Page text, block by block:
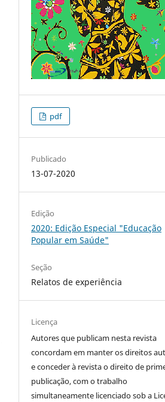
pdf
Publicado
13-07-2020
Edição
2020: Edição Especial "Educação
Popular em Saúde"
Seção
Relatos de experiência
Licença
Autores que publicam nesta revista
concordam em manter os direitos
e conceder à revista o direito de
publicação, com o trabalho
simultaneamente licenciado sob a